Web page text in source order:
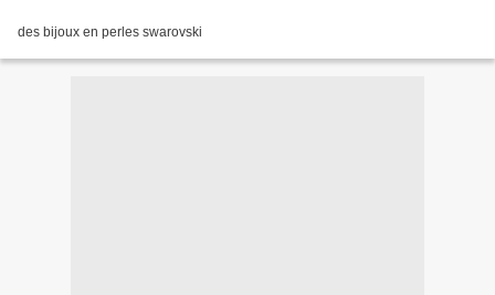
des bijoux en perles swarovski